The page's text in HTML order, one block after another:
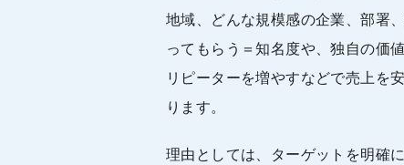
地域、どんな規模感の企業、部署
ってもらう＝知名度や、独自の価
リピーターを増やすなどで売上を
ります。
理由としては、ターゲットを明確